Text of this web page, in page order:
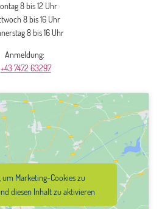
8 bis 12 Uhr
8 bis 16 Uhr
8 bis 16 Uhr
Anmeldung:
+43 7472 63297
um Marketing-Cookies zu
diesen Inhalt zu aktivieren